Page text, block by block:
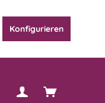
Konfigurieren